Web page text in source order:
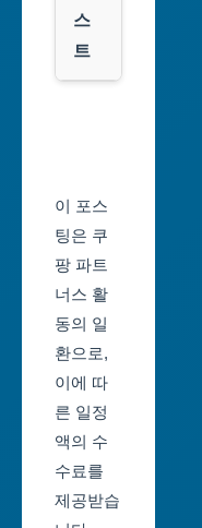
대
전
광
광
역
시
세
종
특
스
트
일
정
부
산
제
대
이 포스
팅은 쿠
팡 파트
너스 활
동의 일
환으로,
이에 따
른 일정
액의 수
수료를
제공받습